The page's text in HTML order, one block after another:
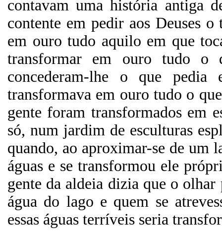
contavam uma história antiga
contente em pedir aos Deuses
em ouro tudo aquilo em que
transformar em ouro tudo o
concederam-lhe o que
transformava em ouro tudo o
gente foram transformados em
só, num jardim de esculturas
quando, ao aproximar-se de um
águas e se transformou ele
gente da aldeia dizia que o
água do lago e quem se
essas águas terríveis seria